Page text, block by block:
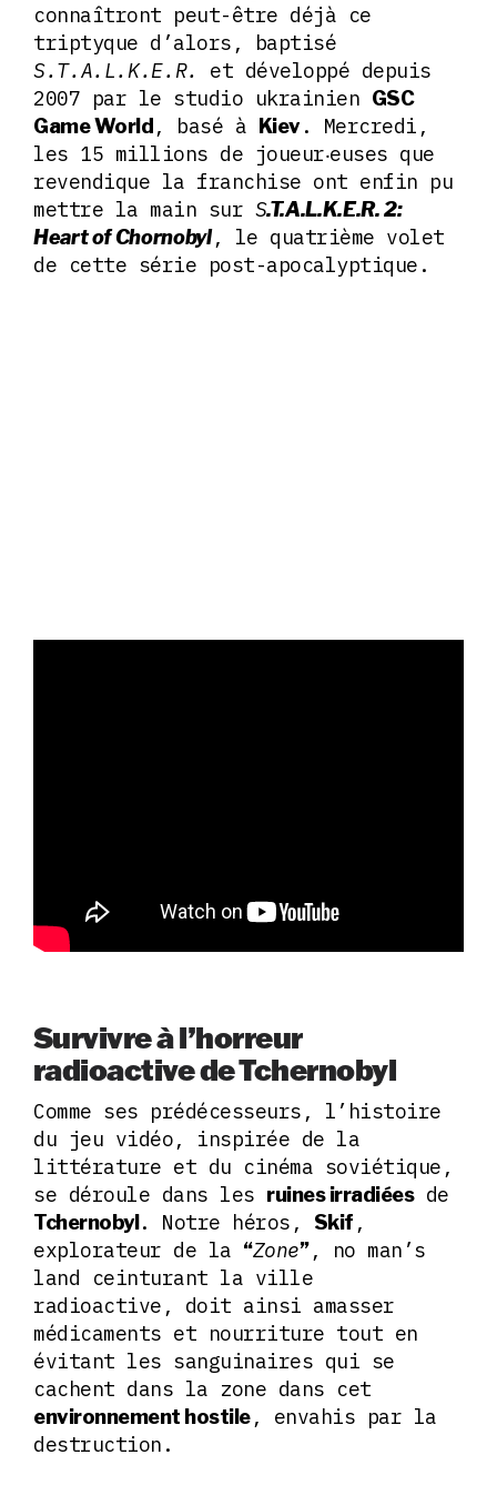
connaîtront peut-être déjà ce
triptyque d’alors, baptisé
S.T.A.L.K.E.R.
et développé depuis
2007 par le studio ukrainien GSC
Game World, basé à Kiev . Mercredi,
les 15 millions de joueur‧euses que
revendique la franchise ont enfin pu
mettre la main sur S.T.A.L.K.E.R. 2:
Heart of Chornobyl, le quatrième volet
de cette série post-apocalyptique.
Survivre à l’horreur
radioactive de Tchernobyl
Comme ses prédécesseurs, l’histoire
du jeu vidéo, inspirée de la
littérature et du cinéma soviétique,
se déroule dans les ruines irradiéesde
Tchernobyl. Notre héros, Skif ,
explorateur de la “Zone”, no man’s
land ceinturant la ville
radioactive, doit ainsi amasser
médicaments et nourriture tout en
évitant les sanguinaires qui se
cachent dans la zone dans cet
environnement hostile, envahis par la
destruction.